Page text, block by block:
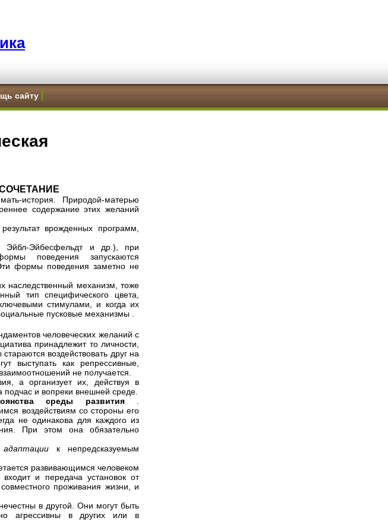
сайту
история. Природой-матерью
содержание этих желаний
врожденных программ,
Эйбл-Эйбесфельдт и др.), при
поведения запускаются
формы поведения заметно не
наследственный механизм, тоже
тип специфического цвета,
стимулами, и когда их
пусковые механизмы .
человеческих желаний с
принадлежит то личности,
воздействовать друг на
выступать как репрессивные,
не получается.
а организует их, действуя в
подчас и вопреки внешней среде.
среды развития
воздействиям со стороны его
не одинакова для каждого из
При этом она обязательно
адаптации к непредсказуемым
развивающимся человеком
и передача установок от
проживания жизни, и
в другой. Они могут быть
но агрессивны в других или в